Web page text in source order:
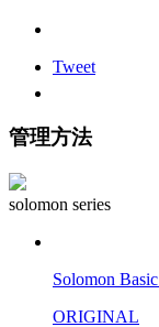
Tweet
管理方法
solomon series
Solomon
ORIGINAL